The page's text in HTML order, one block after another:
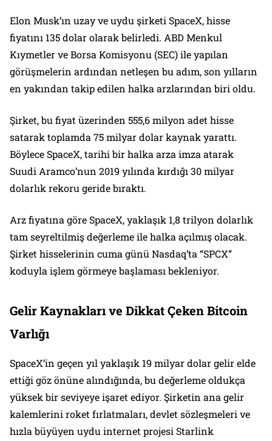
Elon Musk’ın uzay ve uydu şirketi SpaceX, hisse
fiyatını 135 dolar olarak belirledi. ABD Menkul
Kıymetler ve Borsa Komisyonu (SEC) ile yapılan
görüşmelerin ardından netleşen bu adım, son yılların
en yakından takip edilen halka arzlarından biri oldu.
Şirket, bu fiyat üzerinden 555,6 milyon adet hisse
satarak toplamda 75 milyar dolar kaynak yarattı.
Böylece SpaceX, tarihi bir halka arza imza atarak
Suudi Aramco’nun 2019 yılında kırdığı 30 milyar
dolarlık rekoru geride bıraktı.
Arz fiyatına göre SpaceX, yaklaşık 1,8 trilyon dolarlık
tam seyreltilmiş değerleme ile halka açılmış olacak.
Şirket hisselerinin cuma günü Nasdaq’ta “SPCX”
koduyla işlem görmeye başlaması bekleniyor.
Gelir Kaynakları ve Dikkat Çeken Bitcoin
Varlığı
SpaceX’in geçen yıl yaklaşık 19 milyar dolar gelir elde
ettiği göz önüne alındığında, bu değerleme oldukça
yüksek bir seviyeye işaret ediyor. Şirketin ana gelir
kalemlerini roket fırlatmaları, devlet sözleşmeleri ve
hızla büyüyen uydu internet projesi Starlink